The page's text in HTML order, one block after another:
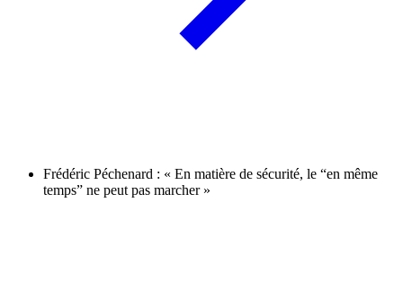
Frédéric Péchenard : « En matière de sécurité, le “en même
temps” ne peut pas marcher »